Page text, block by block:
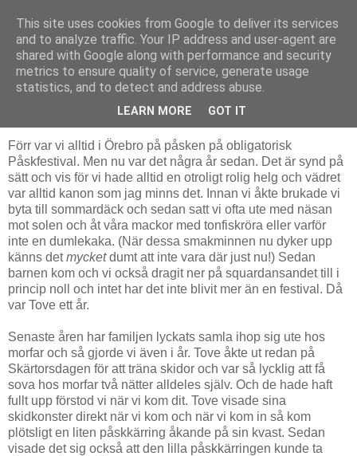
Livsdans
söndag 31 mars 2013
Välkommen våren!
Förr var vi alltid i Örebro på påsken på obligatorisk
Påskfestival. Men nu var det några år sedan. Det är synd på
sätt och vis för vi hade alltid en otroligt rolig helg och vädret
var alltid kanon som jag minns det. Innan vi åkte brukade vi
byta till sommardäck och sedan satt vi ofta ute med näsan
mot solen och åt våra mackor med tonfiskröra eller varför
inte en dumlekaka. (När dessa smakminnen nu dyker upp
känns detmycketdumt att inte vara där just nu!) Sedan
barnen kom och vi också dragit ner på squardansandet till i
princip noll och intet har det inte blivit mer än en festival. Då
var Tove ett år.
Senaste åren har familjen lyckats samla ihop sig ute hos
morfar och så gjorde vi även i år. Tove åkte ut redan på
Skärtorsdagen för att träna skidor och var så lycklig att få
sova hos morfar två nätter alldeles själv. Och de hade haft
fullt upp förstod vi när vi kom dit. Tove visade sina
skidkonster direkt när vi kom och när vi kom in så kom
plötsligt en liten påskkärring åkande på sin kvast. Sedan
visade det sig också att den lilla påskkärringen kunde ta
This site uses cookies from Google to deliver its services
and to analyze traffic. Your IP address and user-agent are
shared with Google along with performance and security
metrics to ensure quality of service, generate usage
statistics, and to detect and address abuse.
LEARN MORE GOT IT